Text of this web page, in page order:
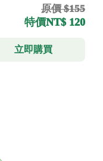
原價 $155
特價NT$ 120
立即購買